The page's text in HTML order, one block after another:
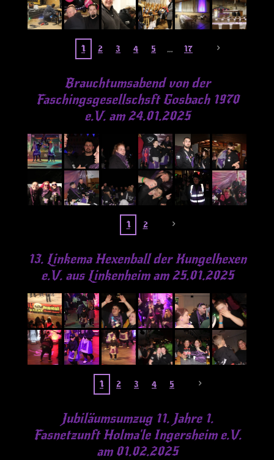
1 2 3 4 5 17
Brauchtumsabend von der
Faschingsgesellschsft Gosbach 1970
e.V. am 24.01.2025
1 2
13. Linkema Hexenball der Kungelhexen
e.V. aus Linkenheim am 25.01.2025
1 2 3 4 5
Jubiläumsumzug 11. Jahre 1.
Fasnetzunft Holma'le Ingersheim e.V.
am 01.02.2025